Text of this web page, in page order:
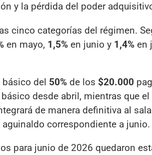
y la pérdida del poder
cinco categorías del régimen.
en mayo, 1,5% en junio y 1,4% en
del 50% de los $20.000
desde abril, mientras que el
de manera definitiva al
correspondiente a junio.
para junio de 2026 quedaron